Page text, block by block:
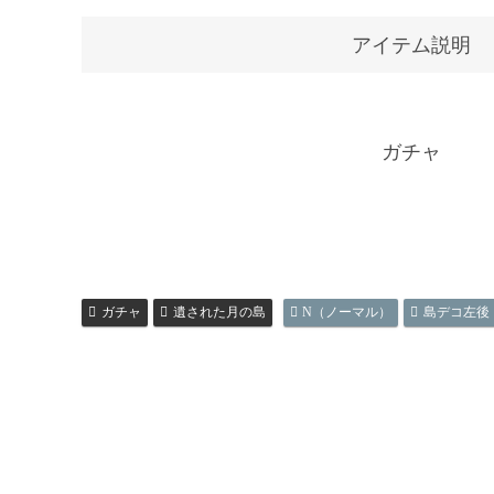
アイテム説明
ガチャ
ガチャ 遺された月の島 N（ノーマル） 島デコ左後